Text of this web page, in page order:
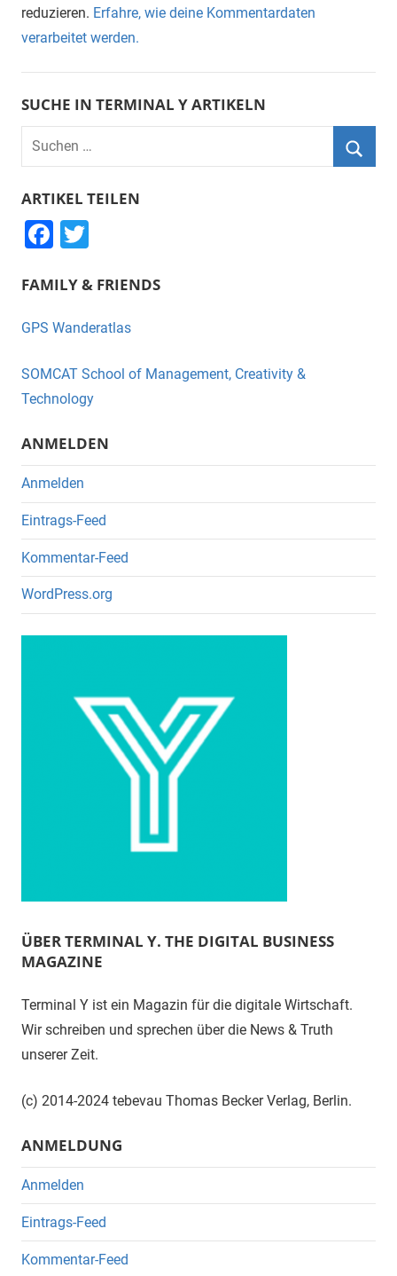
reduzieren. Erfahre, wie deine Kommentardaten
verarbeitet werden.
SUCHE IN TERMINAL Y ARTIKELN
Suchen
nach:
ARTIKEL TEILEN
F
c
e
o
o
k
tt
er
FAMILY & FRIENDS
GPS Wanderatlas
SOMCAT School of Management, Creativity &
Technology
ANMELDEN
Anmelden
Eintrags-Feed
Kommentar-Feed
WordPress.org
ÜBER TERMINAL Y. THE DIGITAL BUSINESS
MAGAZINE
Terminal Y ist ein Magazin für die digitale Wirtschaft.
Wir schreiben und sprechen über die News & Truth
unserer Zeit.
(c) 2014-2024 tebevau Thomas Becker Verlag, Berlin.
ANMELDUNG
Anmelden
Eintrags-Feed
Kommentar-Feed